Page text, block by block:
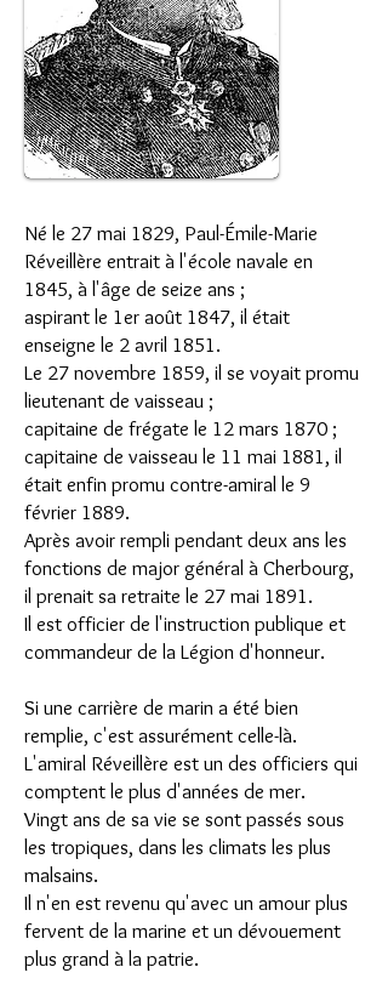
Né le 27 mai 1829, Paul-Émile-Marie
Réveillère entrait à l'école navale en
1845, à l'âge de seize ans ;
aspirant le 1er août 1847, il était
enseigne le 2 avril 1851.
Le 27 novembre 1859, il se voyait promu
lieutenant de vaisseau ;
capitaine de frégate le 12 mars 1870 ;
capitaine de vaisseau le 11 mai 1881, il
était enfin promu contre-amiral le 9
février 1889.
Après avoir rempli pendant deux ans les
fonctions de major général à Cherbourg,
il prenait sa retraite le 27 mai 1891.
Il est officier de l'instruction publique et
commandeur de la Légion d'honneur.
Si une carrière de marin a été bien
remplie, c'est assurément celle-là.
L'amiral Réveillère est un des officiers qui
comptent le plus d'années de mer.
Vingt ans de sa vie se sont passés sous
les tropiques, dans les climats les plus
malsains.
Il n'en est revenu qu'avec un amour plus
fervent de la marine et un dévouement
plus grand à la patrie.